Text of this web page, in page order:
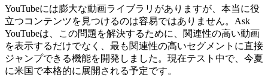
YouTubeには膨大な動画ライブラリがありますが、本当に役
立つコンテンツを見つけるのは容易ではありません。Ask
YouTubeは、この問題を解決するために、関連性の高い動画
を表示するだけでなく、最も関連性の高いセグメントに直接
ジャンプできる機能を開発しました。現在テスト中で、今夏
に米国で本格的に展開される予定です。